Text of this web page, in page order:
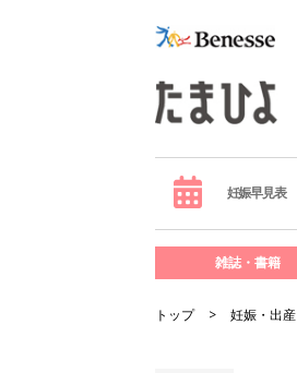
妊娠早見表
雑誌・書籍
トップ 妊娠・出産